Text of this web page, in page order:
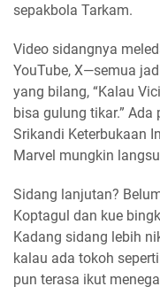
sepakbola Tarkam.
Video sidangnya
YouTube, X—semua
yang bilang, “Kalau
bisa gulung tikar.”
Srikandi Keterbukaan
Marvel mungkin
Sidang lanjutan?
Koptagul dan kue
Kadang sidang lebih
kalau ada tokoh
pun terasa ikut